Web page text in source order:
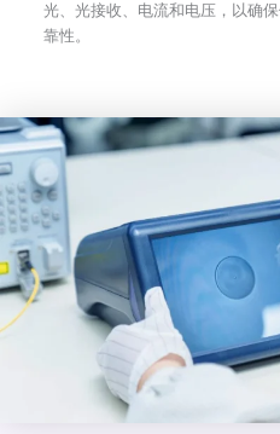
光、光接收、电流和电压，以确
靠性。